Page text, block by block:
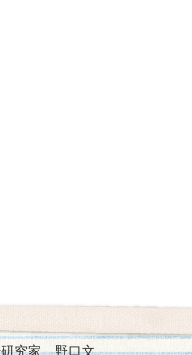
研究家 野口文